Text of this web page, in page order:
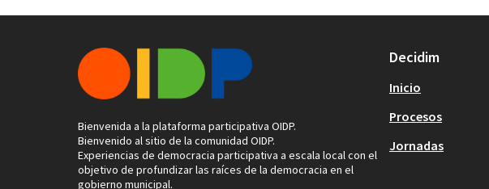
Bienvenida a la plataforma participativa OIDP.
Bienvenido al sitio de la comunidad OIDP.
Experiencias de democracia participativa a escala local con el
objetivo de profundizar las raíces de la democracia en el
gobierno municipal.
Decidim
Inicio
Procesos
Jornadas